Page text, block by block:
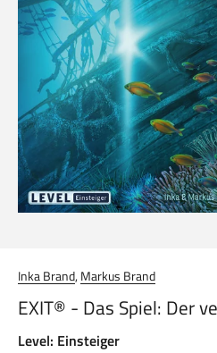
Inka Brand,Markus Brand
EXIT® - Das Spiel: Der
Level: Einsteiger